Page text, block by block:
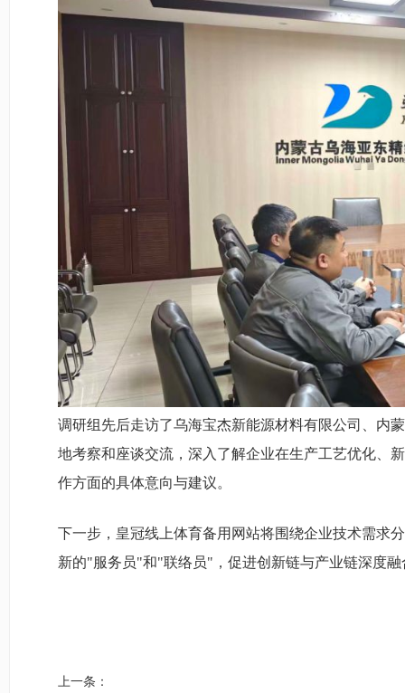
调研组先后走访了乌海宝杰新能源材料有限公司、内
地考察和座谈交流，深入了解企业在生产工艺优化、
作方面的具体意向与建议。
下一步，皇冠线上体育备用网站将围绕企业技术需求
新的"服务员"和"联络员"，促进创新链与产业链深度
上一条：